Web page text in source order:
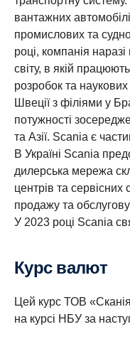
вантажних
промислових та
році, компанія
світу, в якій
розробок та
Швеції з філіями у
потужності
та Азії. Scania є
В Україні Scania
дилерська мережа
центрів та сервісних
продажу та
У 2023 році Scania
Курс валют
Цей курс ТОВ
на курсі НБУ за